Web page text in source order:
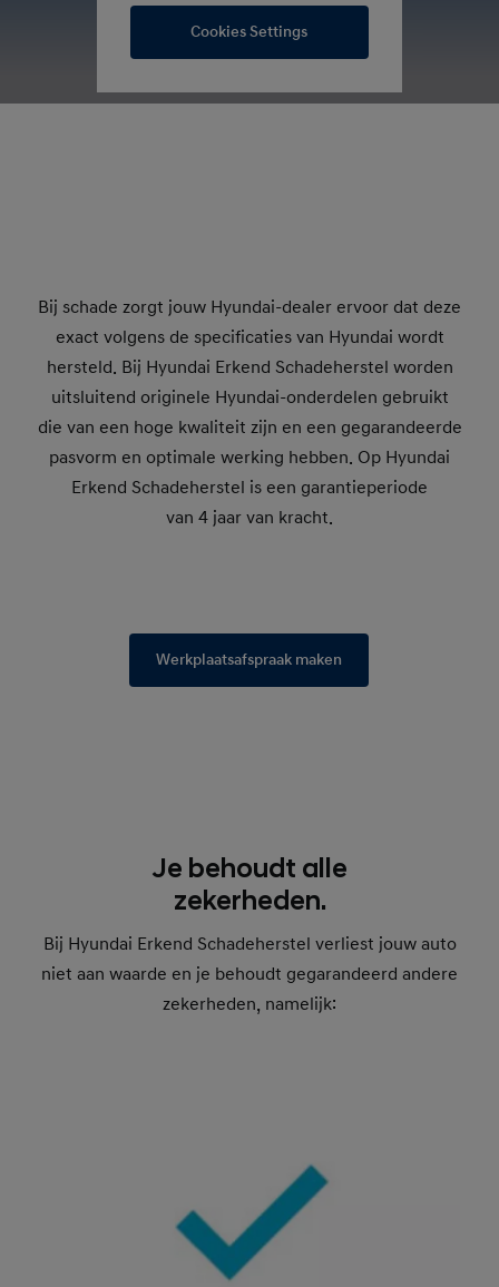
Cookies Settings
Bij schade zorgt jouw Hyundai-dealer ervoor dat deze
exact volgens de specificaties van Hyundai wordt
hersteld. Bij Hyundai Erkend Schadeherstel worden
uitsluitend originele Hyundai-onderdelen gebruikt
die van een hoge kwaliteit zijn en een gegarandeerde
pasvorm en optimale werking hebben. Op Hyundai
Erkend Schadeherstel is een garantieperiode
van 4 jaar van kracht.
Werkplaatsafspraak maken
Je behoudt alle
zekerheden.
Bij Hyundai Erkend Schadeherstel verliest jouw auto
niet aan waarde en je behoudt gegarandeerd andere
zekerheden, namelijk: